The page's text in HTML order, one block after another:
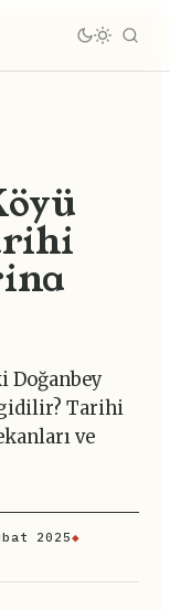
Doğanbey
gidilir? Tarihi
ve
2025◆